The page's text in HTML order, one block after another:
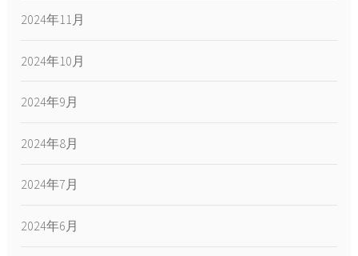
2024年11月
2024年10月
2024年9月
2024年8月
2024年7月
2024年6月